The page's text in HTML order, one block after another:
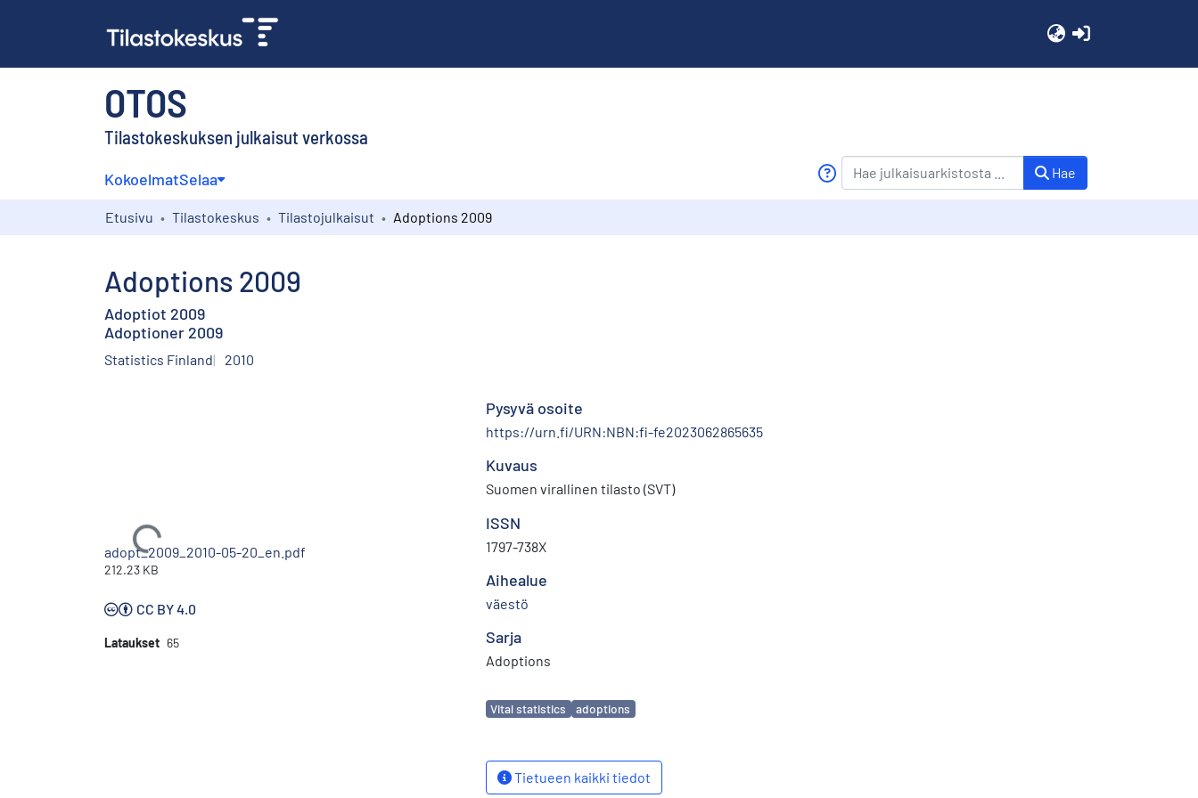
OTOS
Tilastokeskuksen julkaisut verkossa
KokoelmatSelaa Hae
Etusivu Tilastokeskus Tilastojulkaisut Adoptions 2009
Adoptions 2009
Adoptiot 2009
Adoptioner 2009
Statistics Finland 2010
Ladataan...
adopt_2009_2010-05-20_en.pdf
212.23 KB
CC BY 4.0
Lataukset 65
Pysyvä osoite
https://urn.fi/URN:NBN:fi-fe2023062865635
Kuvaus
Suomen virallinen tilasto (SVT)
ISSN
1797-738X
Aihealue
väestö
Sarja
Adoptions
Avainsanat
Vital statistics adoptions
Tietueen kaikki tiedot